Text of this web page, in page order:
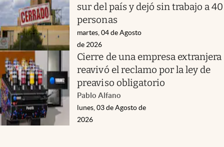
sur del país y dejó sin trabajo a 40
personas
martes, 04 de Agosto
de 2026
Cierre de una empresa extranjera
reavivó el reclamo por la ley de
preaviso obligatorio
Pablo Alfano
lunes, 03 de Agosto de
2026